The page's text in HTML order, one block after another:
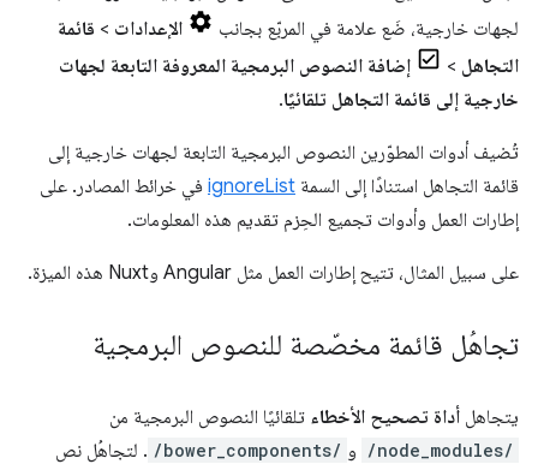
لجهات خارجية، ضَع علامة في المربّع بجانب
الإعدادات > قائمة
التجاهل >
إضافة النصوص البرمجية المعروفة التابعة لجهات
خارجية إلى قائمة التجاهل تلقائيًا.
تُضيف أدوات المطوّرين النصوص البرمجية التابعة لجهات خارجية إلى
قائمة التجاهل استنادًا إلى السمة ignoreList في خرائط المصادر. على
إطارات العمل وأدوات تجميع الحِزم تقديم هذه المعلومات.
على سبيل المثال، تتيح إطارات العمل مثل Angular وNuxt هذه الميزة.
تجاهُل قائمة مخصّصة للنصوص البرمجية
يتجاهل أداة تصحيح الأخطاء تلقائيًا النصوص البرمجية من
/node_modules/ و /bower_components/ . لتجاهُل نص